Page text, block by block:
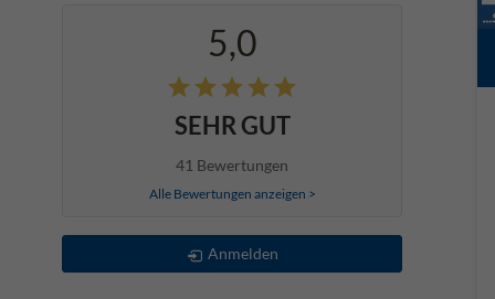
5,0
SEHR GUT
41 Bewertungen
Alle Bewertungen anzeigen >
Anmelden